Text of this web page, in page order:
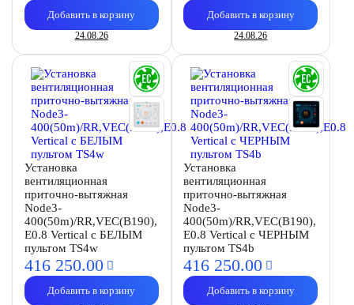
Добавить в корзину
24.08.26
Добавить в корзину
24.08.26
Установка
вентиляционная
приточно-вытяжная
Node3-
400(50m)/RR,VEC(B190),
E0.8 Vertical с БЕЛЫМ
пультом TS4w
416 250.00
Добавить в корзину
Установка
вентиляционная
приточно-вытяжная
Node3-
400(50m)/RR,VEC(B190),
E0.8 Vertical с ЧЕРНЫМ
пультом TS4b
416 250.00
Добавить в корзину